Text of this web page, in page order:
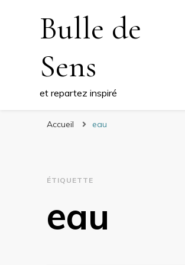
Bulle de
Sens
et repartez inspiré
Accueil eau
ÉTIQUETTE
eau